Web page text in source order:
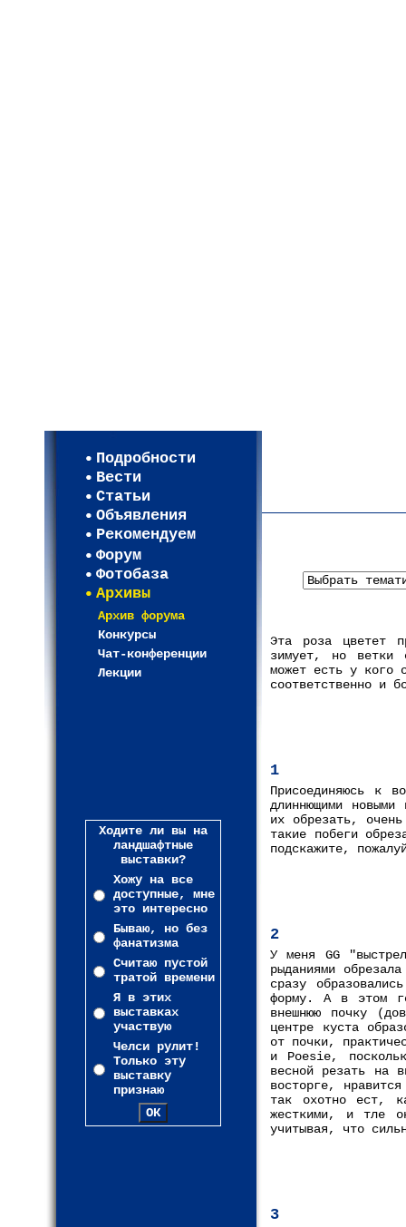
Подробности
Вести
Статьи
Объявления
Рекомендуем
Форум
Фотобаза
Архивы
Архив форума
Конкурсы
Чат-конференции
Лекции
Ходите ли вы на
ландшафтные
выставки?
Хожу на все
доступные, мне
это интересно
Бываю, но без
фанатизма
Считаю пустой
тратой времени
Я в этих
выставках
участвую
Челси рулит!
Только эту
выставку
признаю
Эта роза цветет
зимует, но ветки
может есть у кого
соответственно и
1
Присоединяюсь к
длиннющими
их обрезать,
такие побеги
подскажите,
2
У меня GG
рыданиями
сразу
форму. А в этом
внешнюю почку
центре куста
от почки,
и Poesie,
весной резать на
восторге,
так охотно ест,
жесткими, и тле
учитывая, что
3